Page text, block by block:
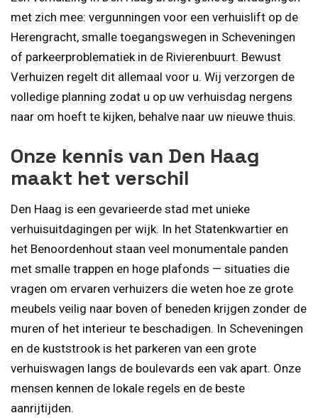
met zich mee: vergunningen voor een verhuislift op de
Herengracht, smalle toegangswegen in Scheveningen
of parkeerproblematiek in de Rivierenbuurt. Bewust
Verhuizen regelt dit allemaal voor u. Wij verzorgen de
volledige planning zodat u op uw verhuisdag nergens
naar om hoeft te kijken, behalve naar uw nieuwe thuis.
Onze kennis van Den Haag
maakt het verschil
Den Haag is een gevarieerde stad met unieke
verhuisuitdagingen per wijk. In het Statenkwartier en
het Benoordenhout staan veel monumentale panden
met smalle trappen en hoge plafonds — situaties die
vragen om ervaren verhuizers die weten hoe ze grote
meubels veilig naar boven of beneden krijgen zonder de
muren of het interieur te beschadigen. In Scheveningen
en de kuststrook is het parkeren van een grote
verhuiswagen langs de boulevards een vak apart. Onze
mensen kennen de lokale regels en de beste
aanrijtijden.